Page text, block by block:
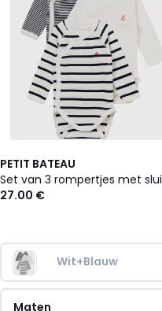
PETIT BATEAU
27.00 €
Wit+Blauw
Maten